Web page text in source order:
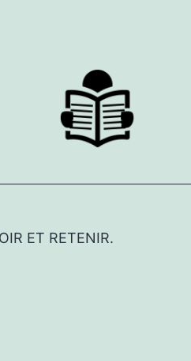
ET RETENIR.